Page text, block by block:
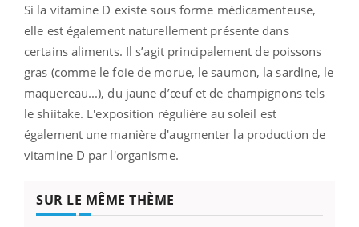
Si la vitamine D existe sous forme médicamenteuse,
elle est également naturellement présente dans
certains aliments. Il s’agit principalement de poissons
gras (comme le foie de morue, le saumon, la sardine, le
maquereau...), du jaune d’œuf et de champignons tels
le shiitake. L'exposition régulière au soleil est
également une manière d'augmenter la production de
vitamine D par l'organisme.
SUR LE MÊME THÈME